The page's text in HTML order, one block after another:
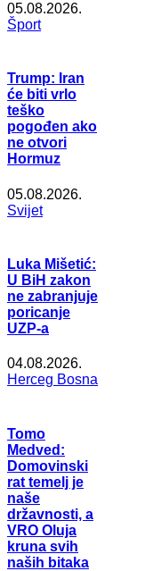
05.08.2026.
Šport
Trump: Iran
će biti vrlo
teško
pogođen ako
ne otvori
Hormuz
05.08.2026.
Svijet
Luka Mišetić:
U BiH zakon
ne zabranjuje
poricanje
UZP-a
04.08.2026.
Herceg Bosna
Tomo
Medved:
Domovinski
rat temelj je
naše
državnosti, a
VRO Oluja
kruna svih
naših bitaka